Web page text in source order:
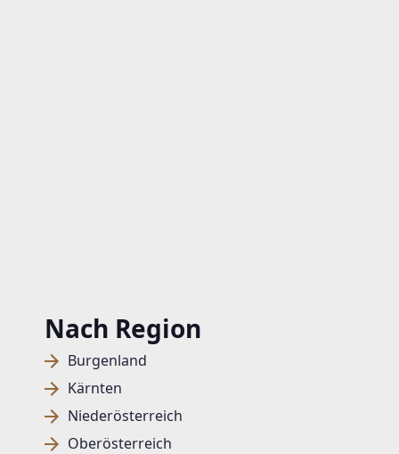
Nach Region
Burgenland
Kärnten
Niederösterreich
Oberösterreich